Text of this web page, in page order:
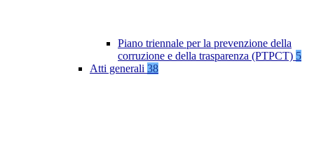
Piano triennale per la prevenzione della
corruzione e della trasparenza (PTPCT) 5
Atti generali 38